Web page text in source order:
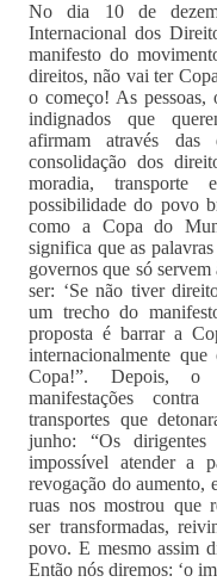
No dia 10 de
Internacional dos
manifesto do
direitos, não vai ter
o começo! As pessoas,
indignados que
afirmam através
consolidação dos
moradia,
possibilidade do povo
como a Copa do
significa que as
governos que só
ser: ‘Se não tiver
um trecho do
proposta é barrar a
internacionalmente
Copa!”. Depois, o
manifestações
transportes que
junho: “Os
impossível atender a
revogação do aumento,
ruas nos mostrou que
ser transformadas,
povo. E mesmo assim
Então nós diremos: ‘o